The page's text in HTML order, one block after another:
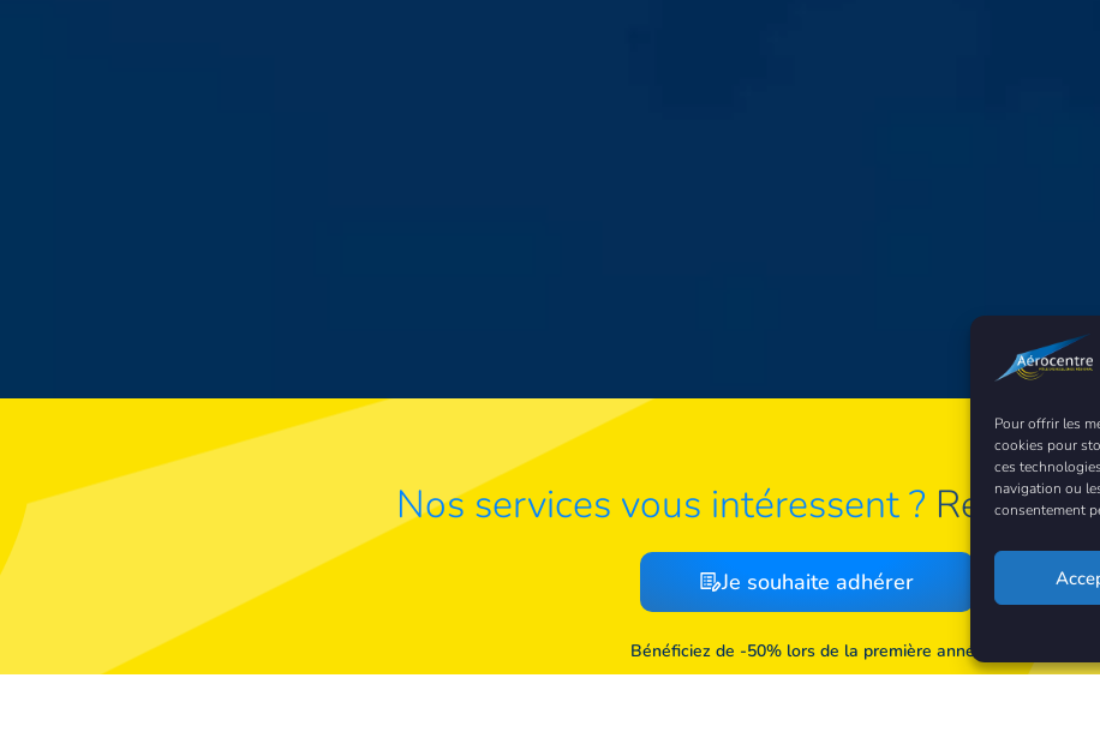
Pour offrir les
cookies pour
ces
navigation ou
consentement
Nos services vous intéressent ?
Je souhaite adhérer
Bénéficiez de -50% lors de la première année